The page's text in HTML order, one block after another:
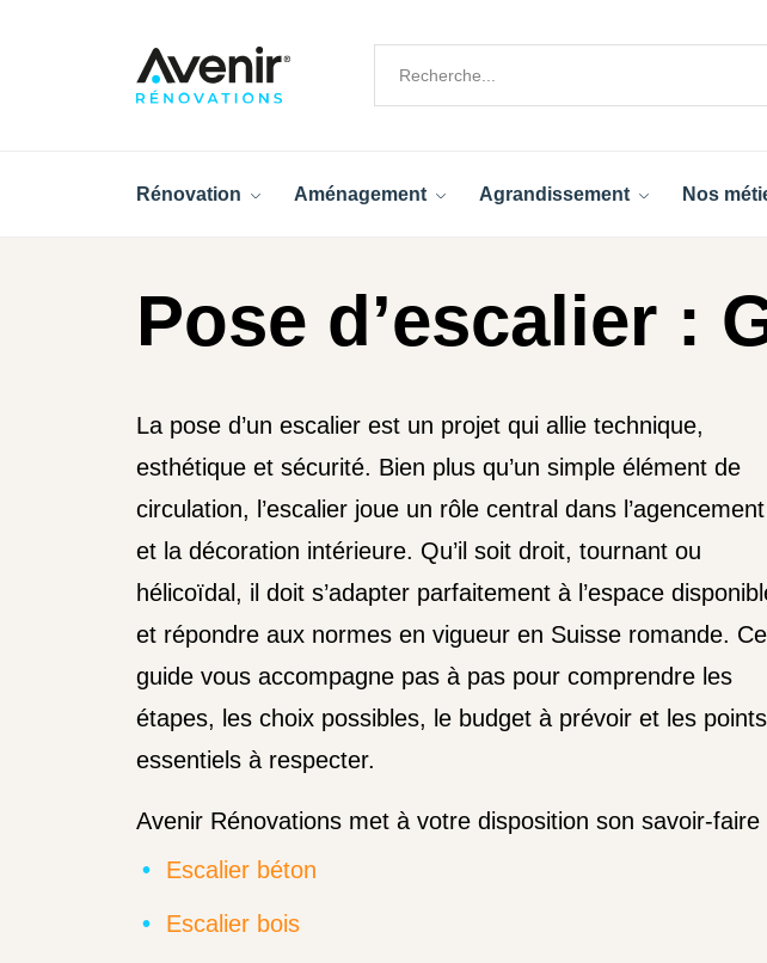
Rénovation Aménagement Agrandissement Nos
Pose d’escalier :
La pose d’un escalier est un projet qui allie technique,
esthétique et sécurité. Bien plus qu’un simple élément de
circulation, l’escalier joue un rôle central dans l’agencement
et la décoration intérieure. Qu’il soit droit, tournant ou
hélicoïdal, il doit s’adapter parfaitement à l’espace
et répondre aux normes en vigueur en Suisse romande. Ce
guide vous accompagne pas à pas pour comprendre les
étapes, les choix possibles, le budget à prévoir et les points
essentiels à respecter.
Avenir Rénovations met à votre disposition son savoir-
Escalier béton
Escalier bois